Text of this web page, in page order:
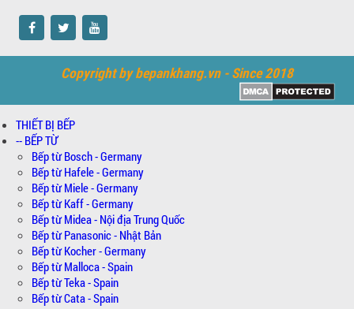
Copyright by bepankhang.vn - Since 2018
THIẾT BỊ BẾP
-- BẾP TỪ
Bếp từ Bosch - Germany
Bếp từ Hafele - Germany
Bếp từ Miele - Germany
Bếp từ Kaff - Germany
Bếp từ Midea - Nội địa Trung Quốc
Bếp từ Panasonic - Nhật Bản
Bếp từ Kocher - Germany
Bếp từ Malloca - Spain
Bếp từ Teka - Spain
Bếp từ Cata - Spain